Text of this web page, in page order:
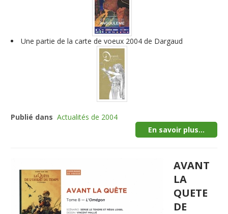
Une partie de la carte de voeux 2004 de Dargaud
Publié dans Actualités de 2004
En savoir plus...
AVANT
LA
QUETE
DE